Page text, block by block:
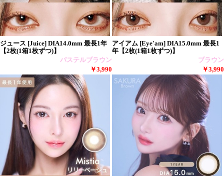
ジュース [Juice] DIA14.0mm 最長1年
【2枚(1箱1枚ずつ)】
パステルブラウン
￥3,990
アイアム [Eye'am] DIA15.0mm 最長1
年【2枚(1箱1枚ずつ)】
ブラウン
￥3,990